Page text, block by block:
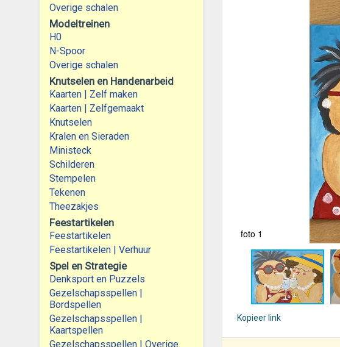
Overige schalen
Modeltreinen
H0
N-Spoor
Overige schalen
Knutselen en Handenarbeid
Kaarten | Zelf maken
Kaarten | Zelfgemaakt
Knutselen
Kralen en Sieraden
Ministeck
Schilderen
Stempelen
Tekenen
Theezakjes
Feestartikelen
Feestartikelen
Feestartikelen | Verhuur
Spel en Strategie
Denksport en Puzzels
Gezelschapsspellen |
Bordspellen
Gezelschapsspellen |
Kaartspellen
Gezelschapsspellen | Overige
foto 1
Kopieer link